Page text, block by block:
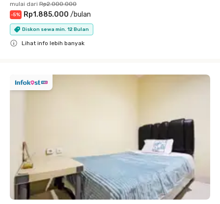
mulai dari Rp2.000.000
-5% Rp1.885.000 /bulan
Diskon sewa min. 12 Bulan
Lihat info lebih banyak